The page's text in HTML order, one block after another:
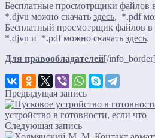
Бесплатные просмотрщики файлов
*.djvu можно скачать здесь, *.pdf
Бесплатный просмотрщик файлов в
*.djvu и *.pdf можно скачать здесь.
Для правообладателей[/info_border]
Предыдущая запись
устройство в готовности, если что
Следующая запись